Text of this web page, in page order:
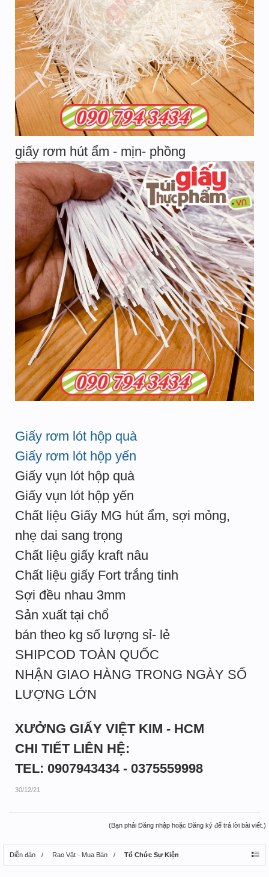
giấy rơm hút ẩm - mịn- phồng
Giấy rơm lót hộp quà
Giấy rơm lót hộp yến
Giấy vụn lót hộp quà
Giấy vụn lót hộp yến
Chất liệu Giấy MG hút ẩm, sợi mỏng,
nhẹ dai sang trọng
Chất liệu giấy kraft nâu
Chất liệu giấy Fort trắng tinh
Sợi đều nhau 3mm
Sản xuất tại chổ
bán theo kg số lượng sỉ- lẻ
SHIPCOD TOÀN QUỐC
NHẬN GIAO HÀNG TRONG NGÀY SỐ
LƯỢNG LỚN
XƯỞNG GIẤY VIỆT KIM - HCM
CHI TIẾT LIÊN HỆ:
TEL: 0907943434 - 0375559998
30/12/21
(Bạn phải Đăng nhập hoặc Đăng ký để trả lời bài viết.)
Diễn đàn Rao Vặt - Mua Bán Tổ Chức Sự Kiện